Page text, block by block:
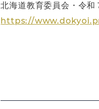
北海道教育委員会・令和
https://